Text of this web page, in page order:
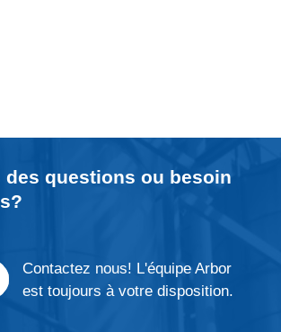
des questions ou besoin
?
Contactez nous! L'équipe Arbor
est toujours à votre disposition.